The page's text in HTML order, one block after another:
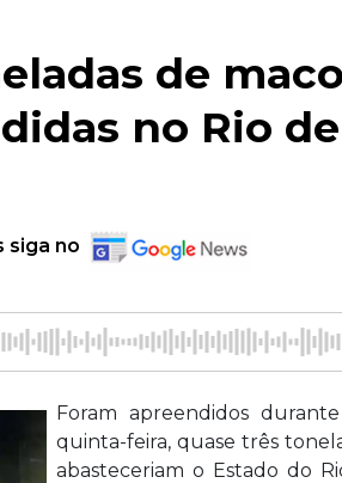
de
no Rio
siga no
Foram apreendidos
quinta-feira, quase três
abasteceriam o Estado do